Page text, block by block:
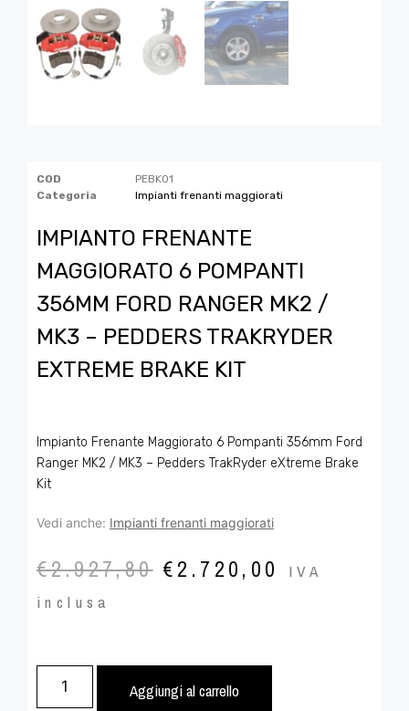
COD
PEBK01
Categoria
Impianti frenanti maggiorati
IMPIANTO FRENANTE
MAGGIORATO 6 POMPANTI
356MM FORD RANGER MK2 /
MK3 – PEDDERS TRAKRYDER
EXTREME BRAKE KIT
Impianto Frenante Maggiorato 6 Pompanti 356mm Ford
Ranger MK2 / MK3 – Pedders TrakRyder eXtreme Brake
Kit
Vedi anche: Impianti frenanti maggiorati
€2.927,80 €2.720,00
IVA
inclusa
Aggiungi al carrello